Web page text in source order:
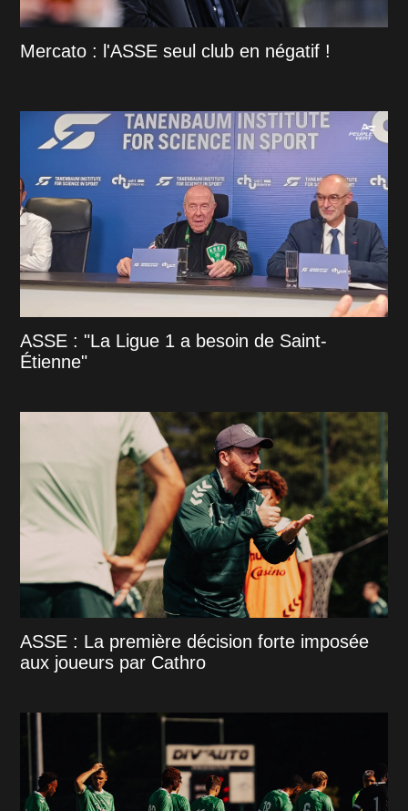
Mercato : l'ASSE seul club en négatif !
ASSE : "La Ligue 1 a besoin de Saint-
Étienne"
ASSE : La première décision forte imposée
aux joueurs par Cathro